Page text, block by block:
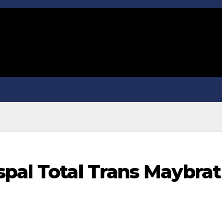
Total Trans Maybrat